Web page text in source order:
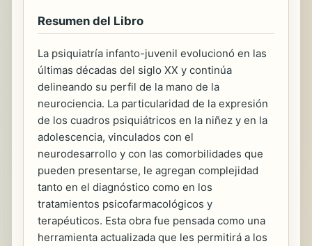
Resumen del Libro
La psiquiatría infanto-juvenil evolucionó en las
últimas décadas del siglo XX y continúa
delineando su perfil de la mano de la
neurociencia. La particularidad de la expresión
de los cuadros psiquiátricos en la niñez y en la
adolescencia, vinculados con el
neurodesarrollo y con las comorbilidades que
pueden presentarse, le agregan complejidad
tanto en el diagnóstico como en los
tratamientos psicofarmacológicos y
terapéuticos. Esta obra fue pensada como una
herramienta actualizada que les permitirá a los